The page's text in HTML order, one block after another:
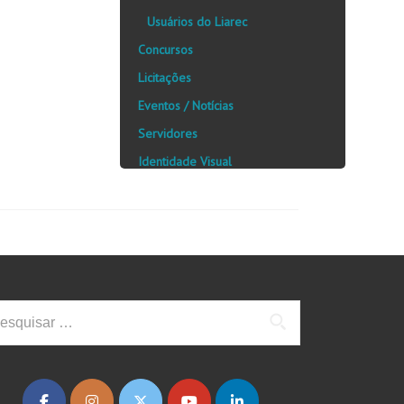
Usuários do Liarec
Concursos
Licitações
Eventos / Notícias
Servidores
Identidade Visual